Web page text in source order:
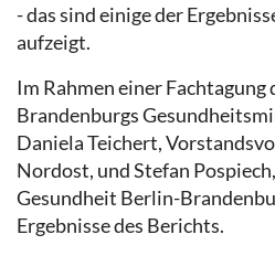
- das sind einige der
aufzeigt.
Im Rahmen einer
Brandenburgs
Daniela Teichert,
Nordost, und Stefan
Gesundheit Berlin-
Ergebnisse des Berichts.